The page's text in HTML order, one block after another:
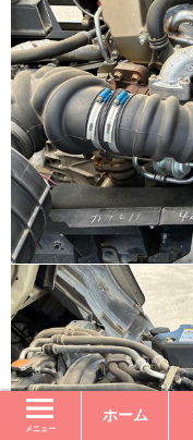
メニュー
ホーム